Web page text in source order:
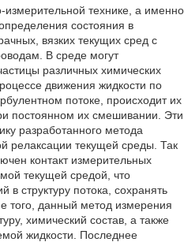
измерительной технике, а именно
состояния в
вязких текущих сред с
В среде могут
различных химических
движения жидкости по
потоке, происходит их
постоянном их смешивании. Эти
разработанного метода
релаксации текущей среды. Так
контакт измерительных
текущей средой, что
в структуру потока, сохранять
того, данный метод измерения
химический состав, а также
жидкости. Последнее